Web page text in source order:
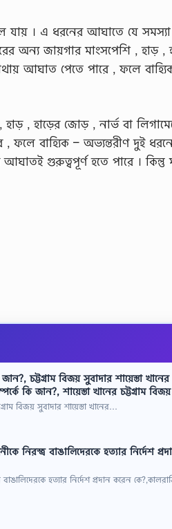
যায় । এ ধরনের আঘাতে যে
অন্য জায়গার মাংসপেশি , হাড় ,
আঘাত পেতে পারে , ফলে
, হাড়ের জোড় , নার্ভ বা
বাহ্যিক – অভ্যন্তরীণ দুই
গুরুত্বপূর্ণ হতে পারে ।
চট্টগ্রাম বিজয় সুবাদার শায়েস্তা খানের
কি জান?, শায়েস্তা খানের চট্টগ্রাম বিজয়
বিজয় সুবাদার শায়েস্তা খানের…
নিরস্ত্র বাঙালিদেরকে হত্যার নির্দেশ
হত্যার নির্দেশ প্রদান করেন